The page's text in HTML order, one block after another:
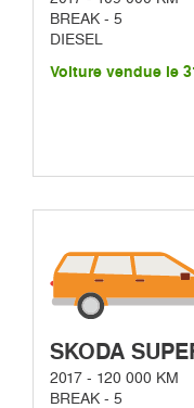
BREAK - 5
DIESEL
Voiture vendue le
SKODA
2017 - 120 000 KM
BREAK - 5